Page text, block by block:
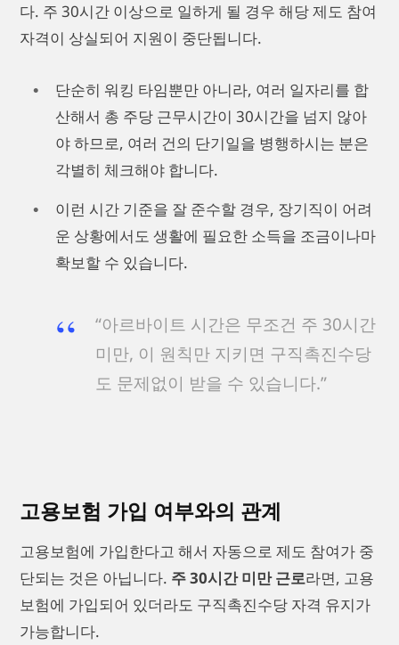
다. 주 30시간 이상으로 일하게 될 경우 해당 제도 참여
자격이 상실되어 지원이 중단됩니다.
단순히 워킹 타임뿐만 아니라, 여러 일자리를 합
산해서 총 주당 근무시간이 30시간을 넘지 않아
야 하므로, 여러 건의 단기일을 병행하시는 분은
각별히 체크해야 합니다.
이런 시간 기준을 잘 준수할 경우, 장기직이 어려
운 상황에서도 생활에 필요한 소득을 조금이나마
확보할 수 있습니다.
“아르바이트 시간은 무조건 주 30시간
미만, 이 원칙만 지키면 구직촉진수당
도 문제없이 받을 수 있습니다.”
고용보험 가입 여부와의 관계
고용보험에 가입한다고 해서 자동으로 제도 참여가 중
단되는 것은 아닙니다. 주 30시간 미만 근로라면, 고용
보험에 가입되어 있더라도 구직촉진수당 자격 유지가
가능합니다.